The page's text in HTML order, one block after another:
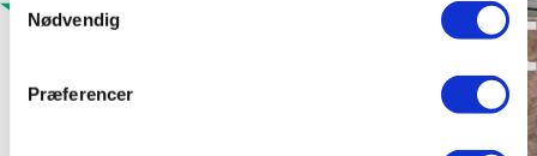
Nødvendig
Præferencer